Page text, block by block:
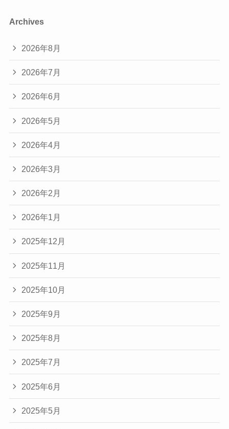
Archives
2026年8月
2026年7月
2026年6月
2026年5月
2026年4月
2026年3月
2026年2月
2026年1月
2025年12月
2025年11月
2025年10月
2025年9月
2025年8月
2025年7月
2025年6月
2025年5月